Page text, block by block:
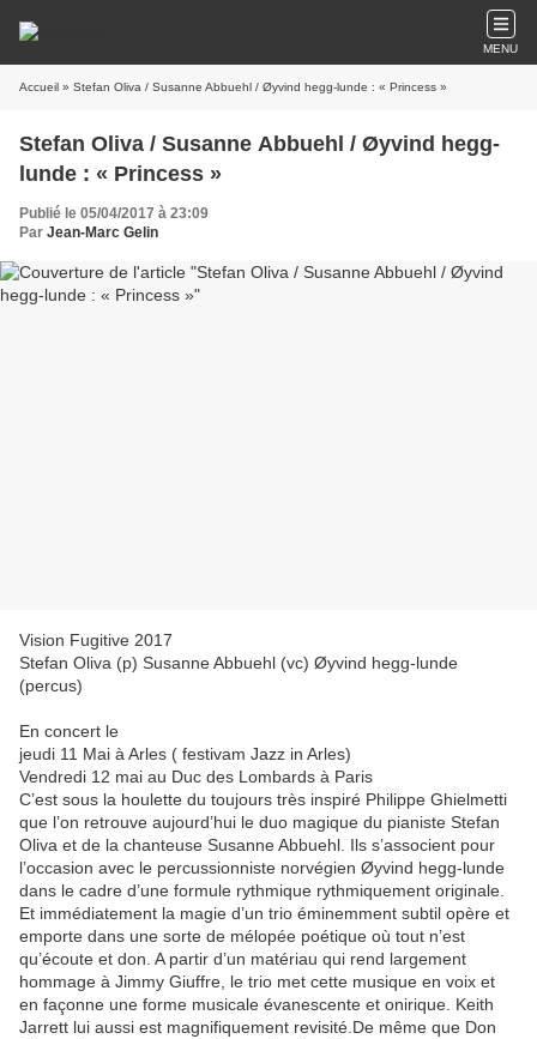
MENU
Accueil » Stefan Oliva / Susanne Abbuehl / Øyvind hegg-lunde : « Princess »
Stefan Oliva / Susanne Abbuehl / Øyvind hegg-
lunde : « Princess »
Publié le 05/04/2017 à 23:09
Par Jean-Marc Gelin
Vision Fugitive 2017
Stefan Oliva (p) Susanne Abbuehl (vc) Øyvind hegg-lunde
(percus)
En concert le
jeudi 11 Mai à Arles ( festivam Jazz in Arles)
Vendredi 12 mai au Duc des Lombards à Paris
C’est sous la houlette du toujours très inspiré Philippe Ghielmetti
que l’on retrouve aujourd’hui le duo magique du pianiste Stefan
Oliva et de la chanteuse Susanne Abbuehl. Ils s’associent pour
l’occasion avec le percussionniste norvégien Øyvind hegg-lunde
dans le cadre d’une formule rythmique rythmiquement originale.
Et immédiatement la magie d’un trio éminemment subtil opère et
emporte dans une sorte de mélopée poétique où tout n’est
qu’écoute et don. A partir d’un matériau qui rend largement
hommage à Jimmy Giuffre, le trio met cette musique en voix et
en façonne une forme musicale évanescente et onirique. Keith
Jarrett lui aussi est magnifiquement revisité.De même que Don